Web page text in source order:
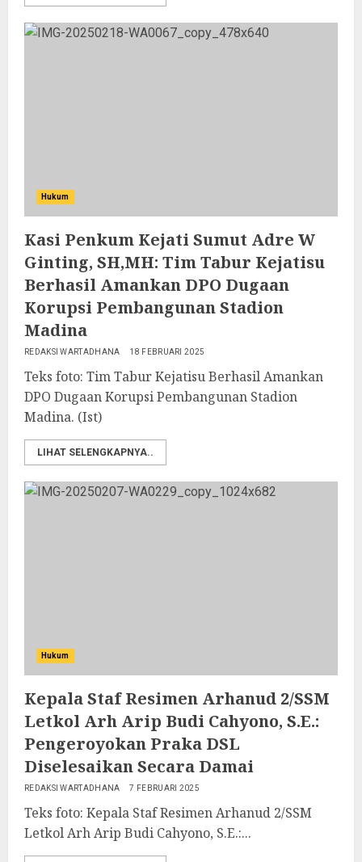
Hukum
Kasi Penkum Kejati Sumut Adre W
Ginting, SH,MH: Tim Tabur Kejatisu
Berhasil Amankan DPO Dugaan
Korupsi Pembangunan Stadion
Madina
REDAKSI WARTADHANA 18 FEBRUARI 2025
Teks foto: Tim Tabur Kejatisu Berhasil Amankan
DPO Dugaan Korupsi Pembangunan Stadion
Madina. (Ist)
LIHAT SELENGKAPNYA..
Hukum
Kepala Staf Resimen Arhanud 2/SSM
Letkol Arh Arip Budi Cahyono, S.E.:
Pengeroyokan Praka DSL
Diselesaikan Secara Damai
REDAKSI WARTADHANA 7 FEBRUARI 2025
Teks foto: Kepala Staf Resimen Arhanud 2/SSM
Letkol Arh Arip Budi Cahyono, S.E.:...